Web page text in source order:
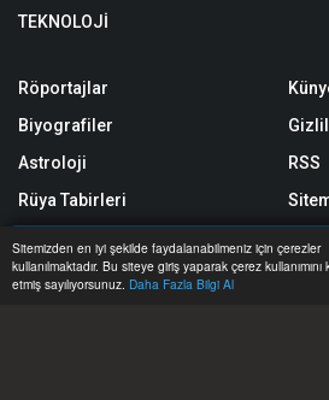
Sitemizden en iyi şekilde faydalanabilmeniz için çerezler
kullanılmaktadır. Bu siteye giriş yaparak çerez kullanımını
etmiş sayılıyorsunuz. Daha Fazla Bilgi Al
TEKNOLOJİ
Röportajlar
Biyografiler
Astroloji
Rüya Tabirleri
Yol Trafik Durumu
RSS
Arşiv
Anasayfa Yazarlar Haber Ara